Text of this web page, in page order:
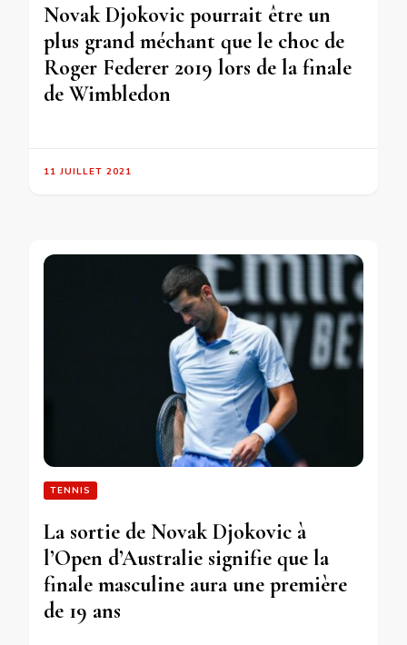
Novak Djokovic pourrait être un
plus grand méchant que le choc de
Roger Federer 2019 lors de la finale
de Wimbledon
11 JUILLET 2021
TENNIS
La sortie de Novak Djokovic à
l’Open d’Australie signifie que la
finale masculine aura une première
de 19 ans